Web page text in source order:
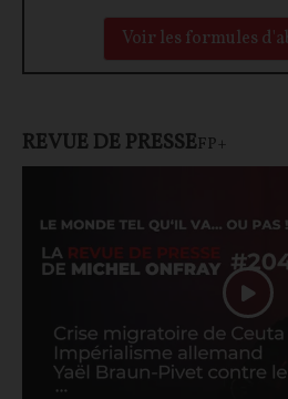
Voir les formules
REVUE DE PRESSEFP+